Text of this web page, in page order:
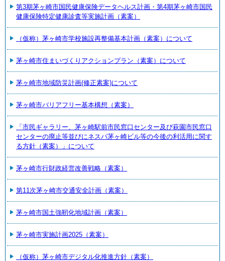
第3期茅ヶ崎市国民健康保険データヘルス計画・第4期茅ヶ崎市国民
健康保険特定健康診査等実施計画（素案）
（仮称）茅ヶ崎市学校施設再整備基本計画（素案）について
茅ヶ崎市住まいづくりアクションプラン（素案）について
茅ヶ崎市地域防災計画(修正素案)について
茅ヶ崎市バリアフリー基本構想（素案）
「市民ギャラリー、茅ヶ崎駅前市民窓口センター及び萩園市民窓口
センターの廃止等並びにネスパ茅ヶ崎ビル等の今後の利活用に関す
る方針（素案）」について
茅ヶ崎市行財政経営改善戦略（素案）
第11次茅ヶ崎市交通安全計画（素案）
茅ヶ崎市国土強靭化地域計画（素案）
茅ヶ崎市実施計画2025（素案）
（仮称）茅ヶ崎市デジタル化推進方針（素案）